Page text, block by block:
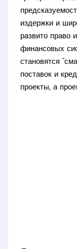
издержки и
развито право
финансовых
становятся
поставок и
проекты, а